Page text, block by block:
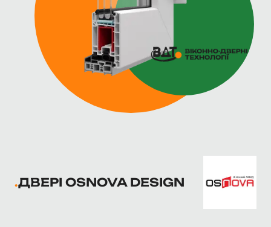
ДВЕРІ OSNOVA DESIGN